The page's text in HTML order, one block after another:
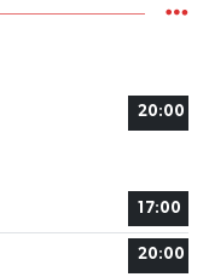
20:00
17:00
20:00